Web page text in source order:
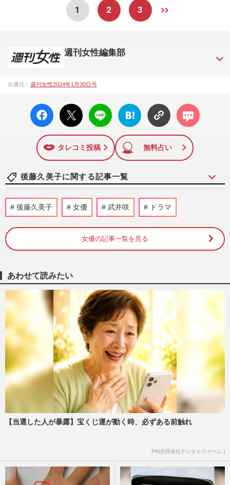
1 2 3
週刊女性編集部
シップや事件、皇室の話題、感動ドキュメント、美容・健
12日号で「眞子さま嫁ぎ先の“義母”が抱える400万円超の“借金
トラブル”」報道をスクープ。この一報から約2か月後、宮内庁
は結婚延期を発表。同記事は2018年の「編集者が選ぶ雑誌ジ
ャーナリズム賞」大賞を受賞した。毎週火曜日発売。
出典元： 週刊女性2024年1月30日号
facebo
ok い
X ポス
ト
LINE
はてな
ブック
に追加
コメン
ト
タレコミ投稿 無料占い
後藤久美子に関する記事一覧
渡辺謙主演の大河ドラマ『独眼竜政宗』再
誘致に仙台が奔走…署名100万筆提出を狙
週刊女性PRIME 2026/2/26
超貴重ツーショット公開で「凄い交友関
係」抜群の美貌に驚愕の嵐
週刊女性PRIME
武井咲が松本清張作品『顔』で後藤久美子
とW主演、3年ぶりのドラマで「徹底した
役作り」に夫EXILE・TAKAHIR…
週刊女性2024年1月9日号 2024/1/3
篠原涼子・宮沢りえ・後藤久美子・深津絵
里 女性が「うらやましい」と思う“50歳
女優”の生きざまランキン…
週刊女性2023年9月26日号 2023/9/19
退社相次ぐ『オスカー』の歴史、テレビと
会”
週刊女性2021年3月16日号 2021/3/5
後藤久美子 女優 武井咲 ドラマ
女優の記事一覧を見る
あわせて読みたい
【当選した人が暴露】宝くじ運が動く時、必ずある前触れ
PR(合同会社デジタルファーム )